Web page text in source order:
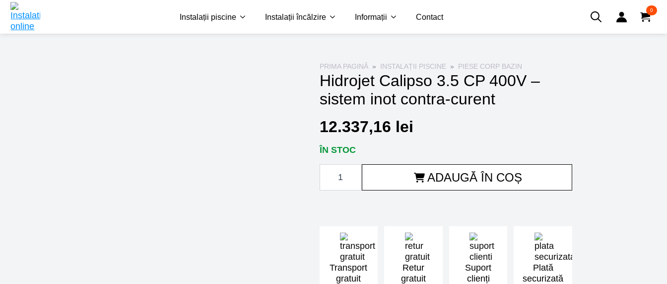
Instalații piscine Instalații încălzire Informații Contact
Search
0
PRIMA PAGINĂ INSTALAȚII PISCINE PIESE CORP BAZIN
Hidrojet Calipso 3.5 CP 400V –
sistem inot contra-curent
12.337,16 lei
ÎN STOC
Cantitate
Hidrojet
3.5
contra-
curent
ADAUGĂ ÎN COȘ
Transport
gratuit
Retur
gratuit
Suport
clienți
Plată
securizată